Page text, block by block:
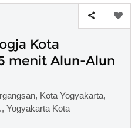
Kota
menit Alun-Alun
Kota Yogyakarta,
Yogyakarta Kota